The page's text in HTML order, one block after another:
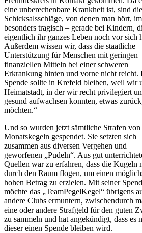
eine unberechenbare Krankheit ist, sind die
Schicksalsschläge, von denen man hört,
besonders tragisch – gerade bei Kindern,
eigentlich ihr ganzes Leben noch vor sich
Außerdem wissen wir, dass die staatliche
Unterstützung für Menschen mit geringen
finanziellen Mitteln bei einer schweren
Erkrankung hinten und vorne nicht reicht.
Spende sollte in Krefeld bleiben, weil wir
Heimatstadt, in der wir recht privilegiert
gesund aufwachsen konnten, etwas
möchten.“
Und so wurden jetzt sämtliche Strafen von
Monatskegeln gespendet. Sie setzten sich
zusammen aus diversen Vergehen und
geworfenen „Pudeln“. Aus gut
Quellen war zu erfahren, dass die Kugeln
durch den Raum flogen, um einen
hohen Betrag zu erzielen. Mit seiner
möchte das „TeamPegelKegel“ übrigens
andere Clubs ermuntern, zwischendurch
eine oder andere Strafgeld für den guten
zu sammeln und hat angekündigt, dass es
dieser einen Spende bleiben wird.